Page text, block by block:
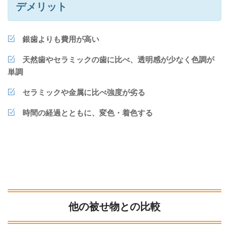
デメリット
銀歯よりも費用が高い
天然歯やセラミックの歯に比べ、透明感が少なく色調が
単調
セラミックや金属に比べ強度が劣る
時間の経過とともに、変色・着色する
他の被せ物との比較